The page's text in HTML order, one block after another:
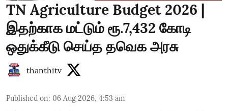
TN Agriculture Budget 2026 |
இதற்காக மட்டும் ரூ.7,432 கோடி
ஒதுக்கீடு செய்த தவெக அரசு
thanthitv
Published on: 06 Aug 2026, 4:53 am